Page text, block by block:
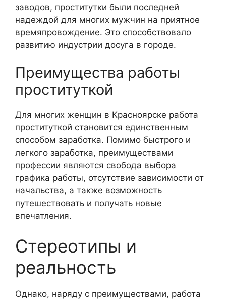
заводов, проститутки были последней
надеждой для многих мужчин на приятное
времяпровождение. Это способствовало
развитию индустрии досуга в городе.
Преимущества работы
проституткой
Для многих женщин в Красноярске работа
проституткой становится единственным
способом заработка. Помимо быстрого и
легкого заработка, преимуществами
профессии являются свобода выбора
графика работы, отсутствие зависимости от
начальства, а также возможность
путешествовать и получать новые
впечатления.
Стереотипы и
реальность
Однако, наряду с преимуществами, работа